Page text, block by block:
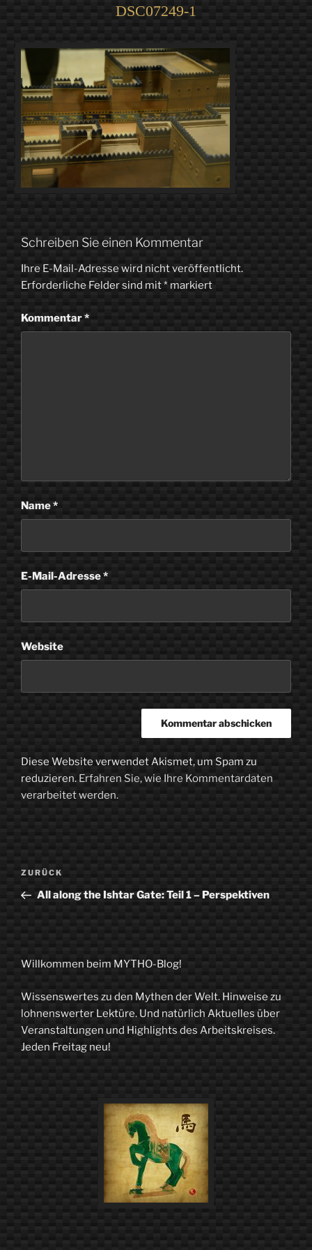
DSC07249-1
Schreiben Sie einen Kommentar
Ihre E-Mail-Adresse wird nicht veröffentlicht.
Erforderliche Felder sind mit* markiert
Kommentar*
Name*
E-Mail-Adresse*
Website
Diese Website verwendet Akismet, um Spam zu
reduzieren. Erfahren Sie, wie Ihre Kommentardaten
verarbeitet werden.
Beitragsnavigation
Vorheriger
Beitrag
ZURÜCK
All along the Ishtar Gate: Teil 1 – Perspektiven
Willkommen beim MYTHO-Blog!
Wissenswertes zu den Mythen der Welt. Hinweise zu
lohnenswerter Lektüre. Und natürlich Aktuelles über
Veranstaltungen und Highlights des Arbeitskreises.
Jeden Freitag neu!